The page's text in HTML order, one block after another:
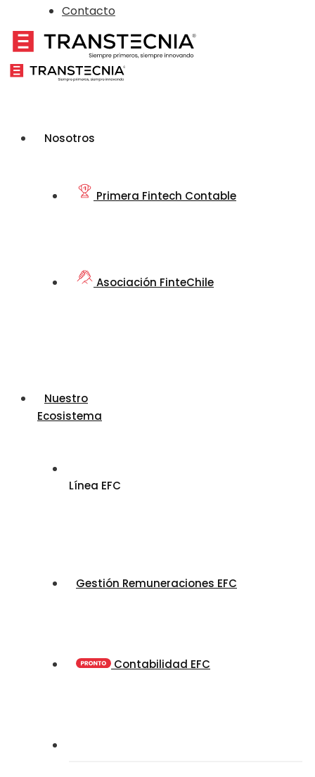
Contacto
Nosotros
Primera Fintech Contable
Asociación FinteChile
Nuestro
Ecosistema
Línea EFC
Gestión Remuneraciones EFC
Contabilidad EFC